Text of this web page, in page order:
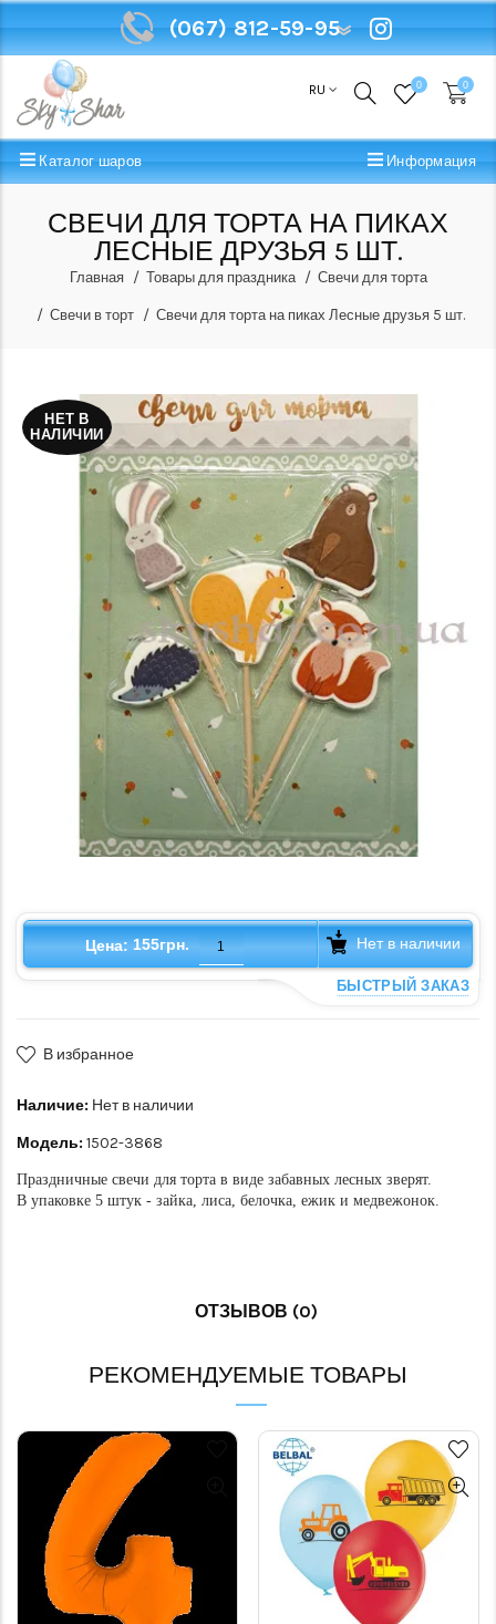
(067) 812-59-95
RU 0 0
Каталог шаров Информация
СВЕЧИ ДЛЯ ТОРТА НА ПИКАХ
ЛЕСНЫЕ ДРУЗЬЯ 5 ШТ.
Главная Товары для праздника Свечи для торта
Свечи в торт Свечи для торта на пиках Лесные друзья 5 шт.
НЕТ В
НАЛИЧИИ
Цена: 155грн. Нет в наличии
БЫСТРЫЙ ЗАКАЗ
В избранное
Наличие: Нет в наличии
Модель: 1502-3868
Праздничные свечи для торта в виде забавных лесных зверят.
В упаковке 5 штук - зайка, лиса, белочка, ежик и медвежонок.
ОТЗЫВОВ (0)
РЕКОМЕНДУЕМЫЕ ТОВАРЫ